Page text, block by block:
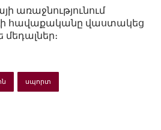
առաջնությունում
հավաքականը վաստակեց
սպորտ